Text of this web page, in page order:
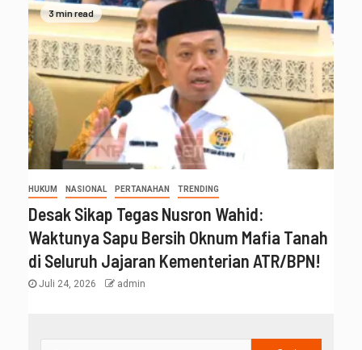
3 min read
HUKUM NASIONAL PERTANAHAN TRENDING
Desak Sikap Tegas Nusron Wahid:
Waktunya Sapu Bersih Oknum Mafia Tanah
di Seluruh Jajaran Kementerian ATR/BPN!
Juli 24, 2026 admin